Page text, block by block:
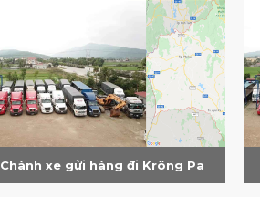
Chành xe gửi hàng đi Krông Pa